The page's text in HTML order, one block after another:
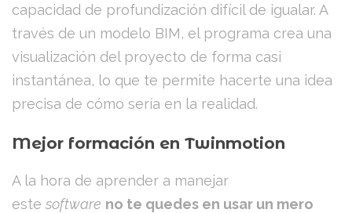
capacidad de profundización difícil de igualar. A
través de un modelo BIM, el programa crea una
visualización del proyecto de forma casi
instantánea, lo que te permite hacerte una idea
precisa de cómo sería en la realidad.
Mejor formación en Twinmotion
A la hora de aprender a manejar
este software no te quedes en usar un mero